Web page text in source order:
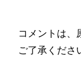
コメントは、
ご了承くださ